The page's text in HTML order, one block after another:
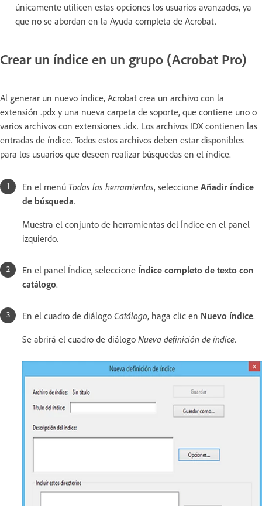
únicamente utilicen estas opciones los usuarios avanzados, ya
que no se abordan en la Ayuda completa de Acrobat.
Crear un índice en un grupo (Acrobat Pro)
Al generar un nuevo índice, Acrobat crea un archivo con la
extensión .pdx y una nueva carpeta de soporte, que contiene uno o
varios archivos con extensiones .idx. Los archivos IDX contienen las
entradas de índice. Todos estos archivos deben estar disponibles
para los usuarios que deseen realizar búsquedas en el índice.
En el menú Todas las herramientas, seleccione Añadir índice
de búsqueda.
Muestra el conjunto de herramientas del Índice en el panel
izquierdo.
En el panel Índice, seleccione Índice completo de texto con
catálogo.
En el cuadro de diálogo Catálogo, haga clic en Nuevo índice.
Se abrirá el cuadro de diálogo Nueva definición de índice.